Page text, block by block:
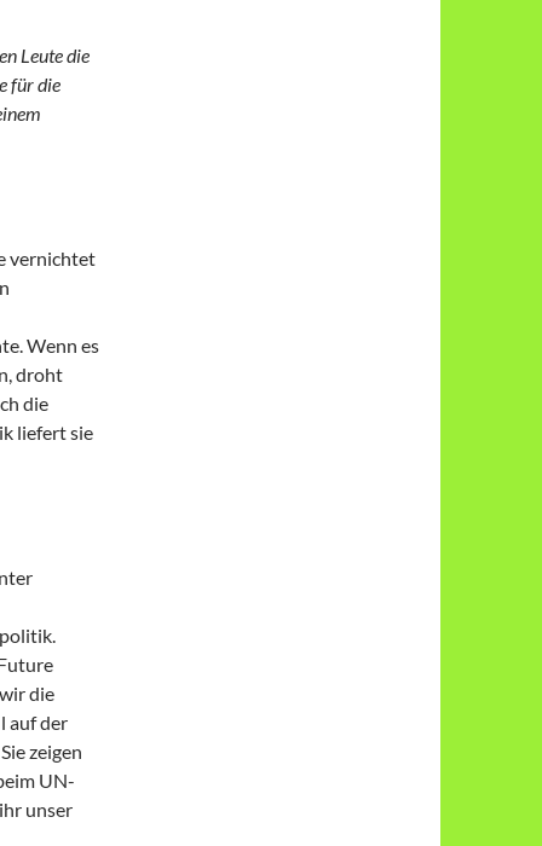
Leute die
für die
vernichtet
Wenn es
droht
die
liefert sie
die
auf der
zeigen
UN-
unser